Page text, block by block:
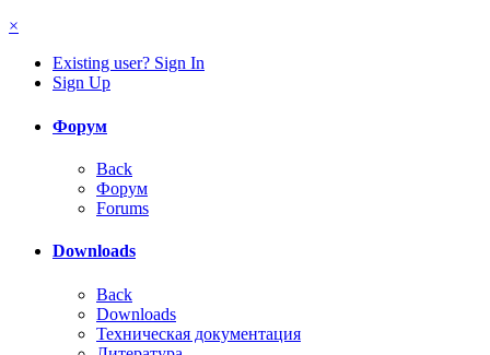
×
Existing user? Sign In
Sign Up
Форум
Back
Форум
Forums
Downloads
Back
Downloads
Техническая документация